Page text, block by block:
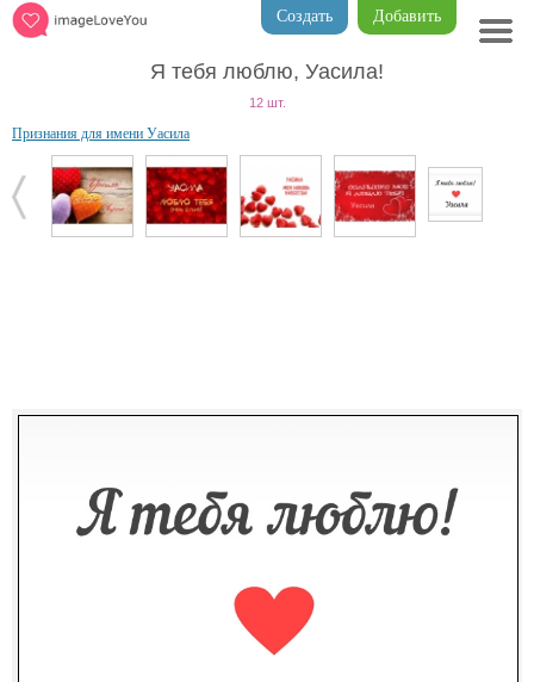
Добавить
Создать
Я тебя люблю, Уасила!
12 шт.
Признания для имени Уасила